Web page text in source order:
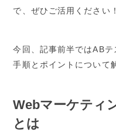
で、ぜひご活用ください！
今回、記事前半ではAB
手順とポイントについて
Webマーケティ
とは